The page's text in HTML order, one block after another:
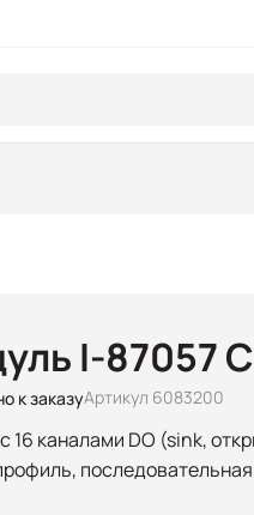
I-87057
к заказуАртикул 6083200
16 каналами DO (sink,